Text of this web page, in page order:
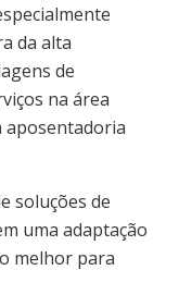
da alta
de
na área
aposentadoria
soluções de
uma adaptação
melhor para